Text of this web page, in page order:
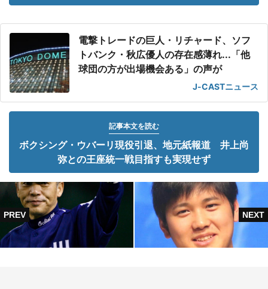
電撃トレードの巨人・リチャード、ソフ
トバンク・秋広優人の存在感薄れ...「他
球団の方が出場機会ある」の声が
J-CASTニュース
記事本文を読む
ボクシング・ウバーリ現役引退、地元紙報道 井上尚
弥との王座統一戦目指すも実現せず